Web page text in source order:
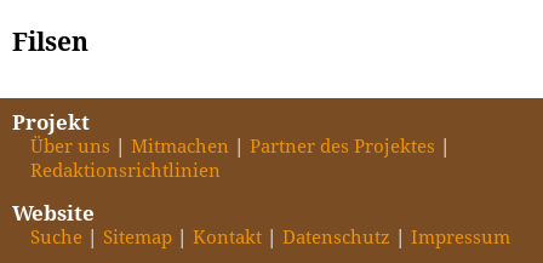
Filsen
Projekt
Über uns Mitmachen
Partner des Projektes
Redaktionsrichtlinien
Website
Suche Sitemap Kontakt Datenschutz Impressum